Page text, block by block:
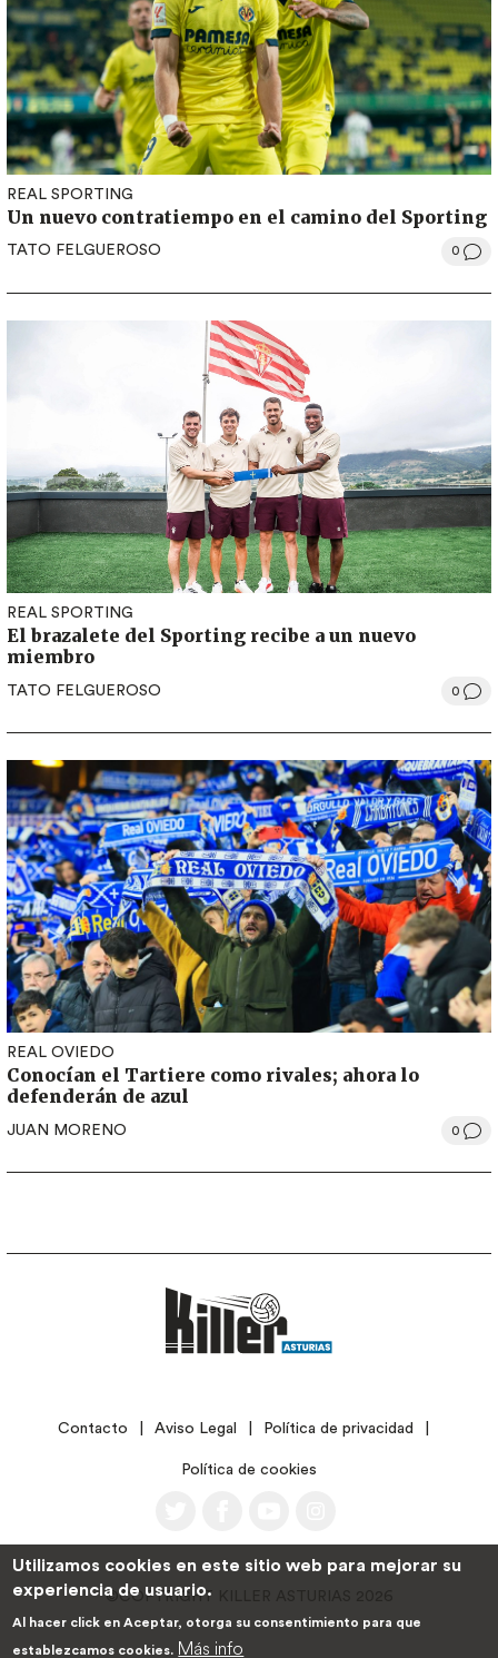
REAL SPORTING
Un nuevo contratiempo en el camino del Sporting
TATO FELGUEROSO 0
REAL SPORTING
El brazalete del Sporting recibe a un nuevo
miembro
TATO FELGUEROSO 0
REAL OVIEDO
Conocían el Tartiere como rivales; ahora lo
defenderán de azul
JUAN MORENO 0
LEGALContacto Aviso Legal Política de privacidad
Política de cookies
©COPYRIGHT KILLER ASTURIAS 2026
Utilizamos cookies en este sitio web para mejorar su
experiencia de usuario.
Al hacer click en Aceptar, otorga su consentimiento para que
establezcamos cookies. Más info